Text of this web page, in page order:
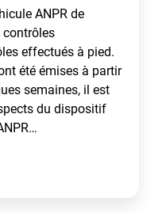
ANPR de
contrôles
effectués à pied.
été émises à partir
semaines, il est
du dispositif